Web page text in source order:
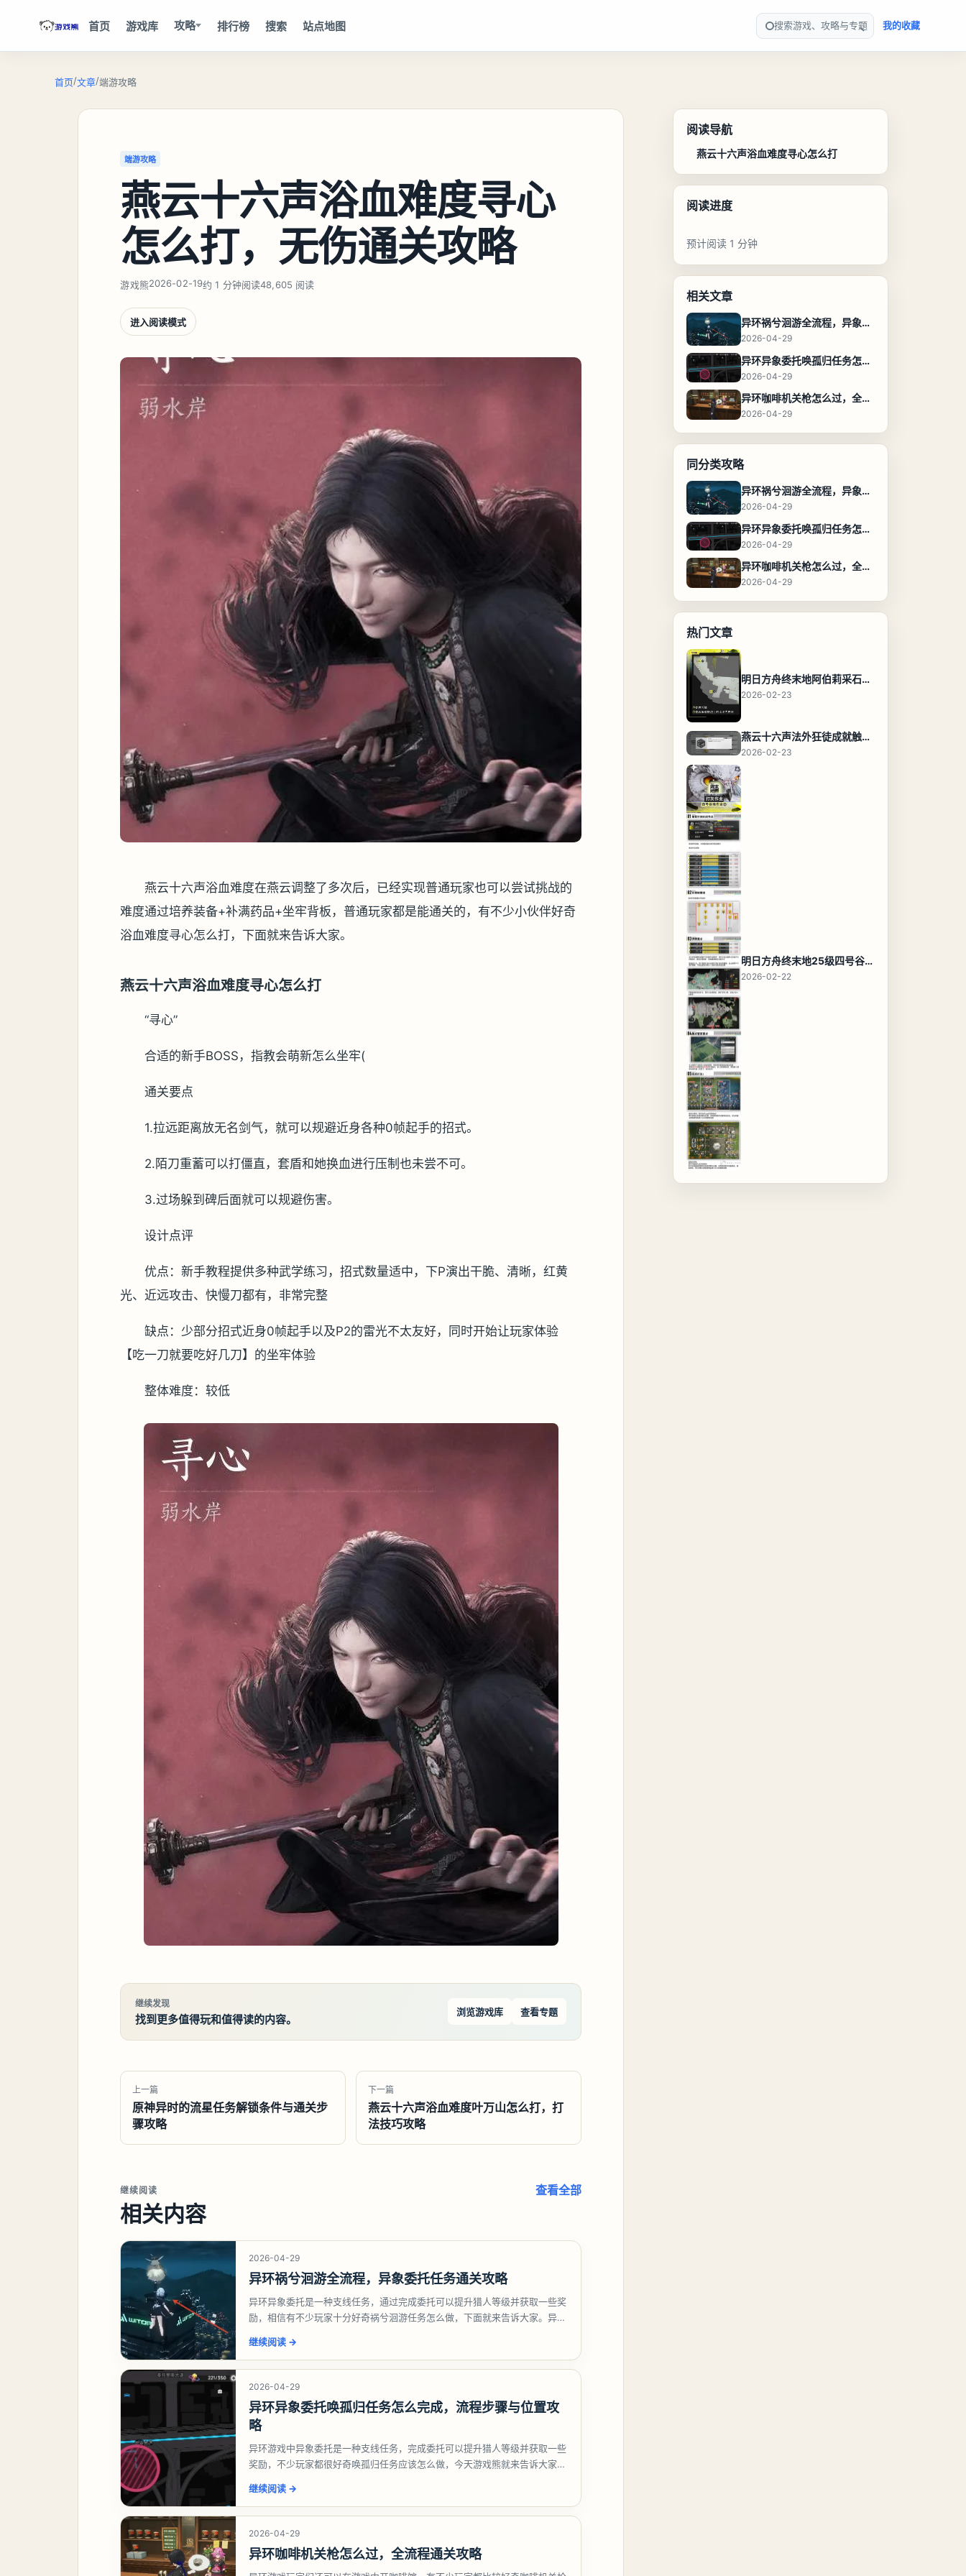
首页 游戏库 攻略 排行榜 搜索 站点地图 搜索游戏、攻略与专题 我的收藏
首页/文章/端游攻略
端游攻略
燕云十六声浴血难度寻心
怎么打，无伤通关攻略
游戏熊2026-02-19约 1 分钟阅读48,605 阅读
进入阅读模式
燕云十六声浴血难度在燕云调整了多次后，已经实现普通玩家也可以尝试挑战的
难度通过培养装备+补满药品+坐牢背板，普通玩家都是能通关的，有不少小伙伴好奇
浴血难度寻心怎么打，下面就来告诉大家。
燕云十六声浴血难度寻心怎么打
“寻心”
合适的新手BOSS，指教会萌新怎么坐牢(
通关要点
1.拉远距离放无名剑气，就可以规避近身各种0帧起手的招式。
2.陌刀重蓄可以打僵直，套盾和她换血进行压制也未尝不可。
3.过场躲到碑后面就可以规避伤害。
设计点评
优点：新手教程提供多种武学练习，招式数量适中，下P演出干脆、清晰，红黄
光、近远攻击、快慢刀都有，非常完整
缺点：少部分招式近身0帧起手以及P2的雷光不太友好，同时开始让玩家体验
【吃一刀就要吃好几刀】的坐牢体验
整体难度：较低
继续发现
找到更多值得玩和值得读的内容。
浏览游戏库 查看专题
上一篇
原神异时的流星任务解锁条件与通关步
骤攻略
下一篇
燕云十六声浴血难度叶万山怎么打，打
法技巧攻略
继续阅读
相关内容
查看全部
2026-04-29
异环祸兮洄游全流程，异象委托任务通关攻略
异环异象委托是一种支线任务，通过完成委托可以提升猎人等级并获取一些奖
励，相信有不少玩家十分好奇祸兮洄游任务怎么做，下面就来告诉大家。异环
继续阅读 →
2026-04-29
异环异象委托唤孤归任务怎么完成，流程步骤与位置攻
略
异环游戏中异象委托是一种支线任务，完成委托可以提升猎人等级并获取一些
奖励，不少玩家都很好奇唤孤归任务应该怎么做，今天游戏熊就来告诉大家。
继续阅读 →
2026-04-29
异环咖啡机关枪怎么过，全流程通关攻略
阅读导航
燕云十六声浴血难度寻心怎么打
阅读进度
预计阅读 1 分钟
相关文章
异环祸兮洄游全流程，异象委托任务通关攻略
2026-04-29
异环异象委托唤孤归任务怎么完成，流程步骤与位置攻略
2026-04-29
异环咖啡机关枪怎么过，全流程通关攻略
2026-04-29
同分类攻略
异环祸兮洄游全流程，异象委托任务通关攻略
2026-04-29
异环异象委托唤孤归任务怎么完成，流程步骤与位置攻略
2026-04-29
异环咖啡机关枪怎么过，全流程通关攻略
2026-04-29
热门文章
明日方舟终末地阿伯莉采石场宝箱全收集攻略，全点位分布图与路线
2026-02-23
燕云十六声法外狂徒成就触发条件与通关攻略
2026-02-23
明日方舟终末地25级四号谷地基地蓝图，高效布局规划
2026-02-22